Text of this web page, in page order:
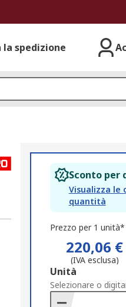
la spedizione
Sconto per
Visualizza le
quantità
Prezzo per 1 unità*
220,06 €
(IVA esclusa)
Add
to
Basket
Unità
Selezionare o